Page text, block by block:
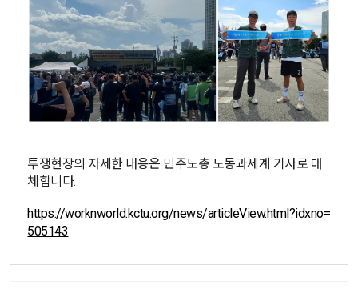
투쟁현장의 자세한 내용은 민주노총 노동과세계 기사로 대
체합니다.
https://worknworld.kctu.org/news/articleView.html?idxno=
505143